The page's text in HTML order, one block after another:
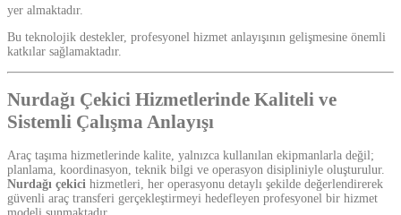
yer almaktadır.
Bu teknolojik destekler, profesyonel hizmet anlayışının gelişmesine önemli
katkılar sağlamaktadır.
Nurdağı Çekici Hizmetlerinde Kaliteli ve
Sistemli Çalışma Anlayışı
Araç taşıma hizmetlerinde kalite, yalnızca kullanılan ekipmanlarla değil;
planlama, koordinasyon, teknik bilgi ve operasyon disipliniyle oluşturulur.
Nurdağı çekici hizmetleri, her operasyonu detaylı şekilde değerlendirerek
güvenli araç transferi gerçekleştirmeyi hedefleyen profesyonel bir hizmet